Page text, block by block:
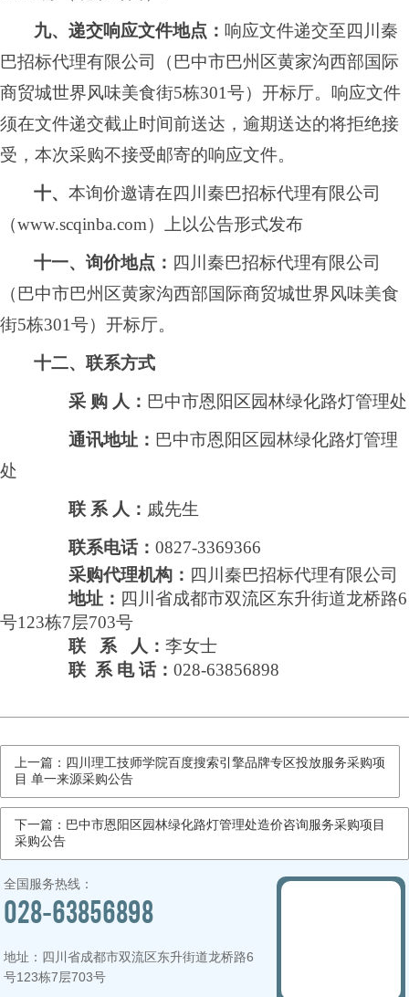
九、递交响应文件地点： 响应文件递交至四川秦
巴招标代理有限公司
（巴中市巴州区黄家沟西部国际
商贸城世界风味美食街5栋301号）开标厅。响应文件
须在文件递交截止时间前送达，逾期送达的将拒绝接
受，本次采购不接受邮寄的响应文件。
十、 本询价邀请在四川秦巴招标代理有限公司
（www.scqinba.com）
上以公告形式发布
十一、询价地点： 四川秦巴招标代理有限公司
（巴中市巴州区黄家沟西部国际商贸城世界风味美食
街5栋301号）开标厅。
十二、联系方式
采 购 人： 巴中市恩阳区园林绿化路灯管理处
通讯地址： 巴中市恩阳区园林绿化路灯管理
处
联 系 人： 戚先生
联系电话： 0827-3369366
采购代理机构： 四川秦巴招标代理有限公司
地址： 四川省成都市双流区东升街道龙桥路6
号123栋7层703号
联
系 人： 李女士
联 系 电 话： 028-63856898
上一篇：四川理工技师学院百度搜索引擎品牌专区投放服务采购项
目 单一来源采购公告
下一篇：巴中市恩阳区园林绿化路灯管理处造价咨询服务采购项目
采购公告
全国服务热线：
028-63856898
地址：四川省成都市双流区东升街道龙桥路6
号123栋7层703号